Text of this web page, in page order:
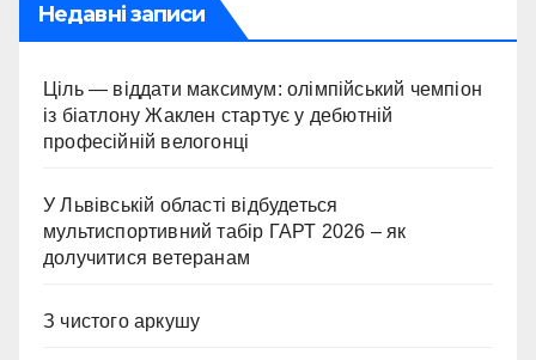
Недавні записи
Ціль — віддати максимум: олімпійський чемпіон
із біатлону Жаклен стартує у дебютній
професійній велогонці
У Львівській області відбудеться
мультиспортивний табір ГАРТ 2026 – як
долучитися ветеранам
З чистого аркушу